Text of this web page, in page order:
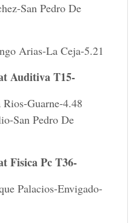
San Pedro De
Arias-La Ceja-5.21
Auditiva T15-
Guarne-4.48
San Pedro De
Fisica Pc T36-
Palacios-Envigado-